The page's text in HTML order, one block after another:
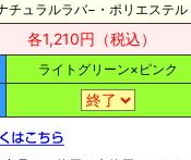
チュラルラバ−・ポリエステル
各1,210円（税込）
ライトグリーン×ピンク